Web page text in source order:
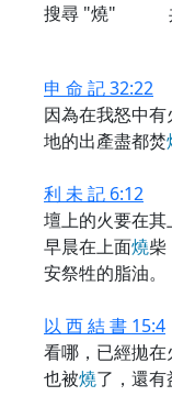
搜尋 "燒"
申 命 記 32:22
因為在我怒中有
地的出產盡都焚
利 未 記 6:12
壇上的火要在其
早晨在上面燒柴
安祭牲的脂油。
以 西 結 書 15:4
看哪，已經拋
也被燒了，還有